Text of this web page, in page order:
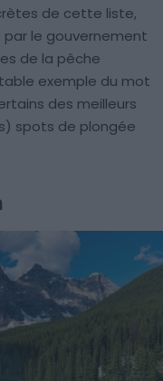
de cette liste,
le gouvernement
de la pêche
exemple du mot
des meilleurs
spots de plongée